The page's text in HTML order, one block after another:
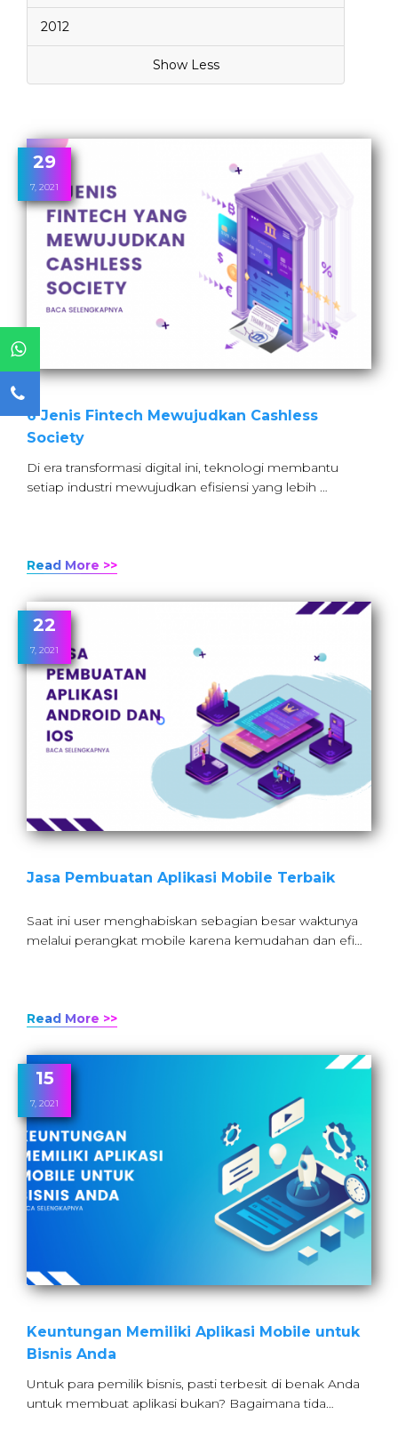
2012
Show Less
29
7, 2021
6 Jenis Fintech Mewujudkan Cashless
Society
Di era transformasi digital ini, teknologi membantu
setiap industri mewujudkan efisiensi yang lebih …
Read More >>
22
7, 2021
Jasa Pembuatan Aplikasi Mobile Terbaik
Saat ini user menghabiskan sebagian besar waktunya
melalui perangkat mobile karena kemudahan dan efi…
Read More >>
15
7, 2021
Keuntungan Memiliki Aplikasi Mobile untuk
Bisnis Anda
Untuk para pemilik bisnis, pasti terbesit di benak Anda
untuk membuat aplikasi bukan? Bagaimana tida…